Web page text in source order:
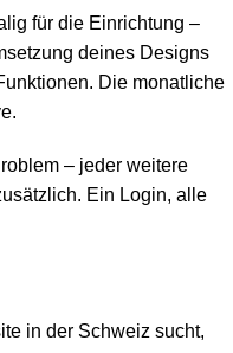
für die Einrichtung –
deines Designs
Die monatliche
– jeder weitere
Ein Login, alle
in der Schweiz sucht,